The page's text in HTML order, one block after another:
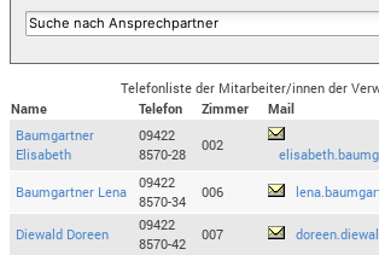
Telefonliste der Mitarbeiter/innen der
Name
Telefon Zimmer
Mail
Baumgartner
Elisabeth
09422
8570-28
002
Baumgartner Lena
09422
8570-34
006
Diewald Doreen
09422
8570-42
007